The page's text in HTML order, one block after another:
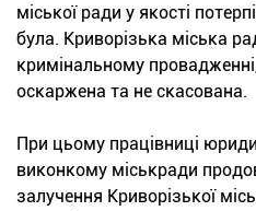
міської ради у якості
була. Криворізька міська
кримінальному
оскаржена та не скасована.
При цьому працівниці
виконкому міськради
залучення Криворізької